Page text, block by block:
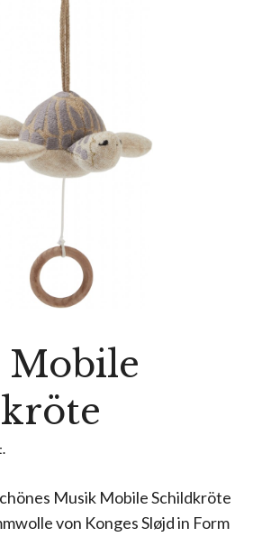
Mobile
Musik Mobile Schildkröte
von Konges Sløjd in Form